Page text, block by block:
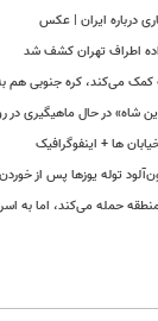
درباره ایران | عکس
اطراف تهران کشف شد
کمک می‌کند، کره جنوبی هم
شاه» در حال ماهیگیری در
توله یوزها پس از
منطقه حمله می‌کند، اما به